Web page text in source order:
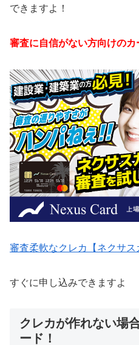
できますよ！
審査に自信がない方向けのカ
審査柔軟なクレカ【ネクサ
すぐに申し込みできますよ
クレカが作れない場
ード！